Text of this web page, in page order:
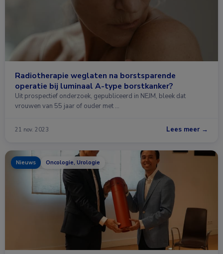
Radiotherapie weglaten na borstsparende
operatie bij luminaal A-type borstkanker?
Uit prospectief onderzoek, gepubliceerd in NEJM, bleek dat
vrouwen van 55 jaar of ouder met …
21 nov. 2023 Lees meer →
Nieuws Oncologie, Urologie